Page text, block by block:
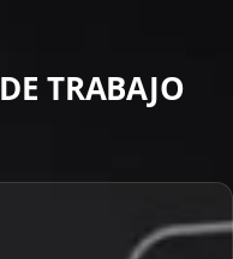
DE TRABAJO